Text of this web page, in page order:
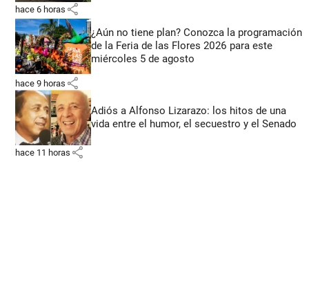
hace 6 horas share
¿Aún no tiene plan? Conozca la programación
de la Feria de las Flores 2026 para este
miércoles 5 de agosto
hace 9 horas share
Adiós a Alfonso Lizarazo: los hitos de una
vida entre el humor, el secuestro y el Senado
hace 11 horas share